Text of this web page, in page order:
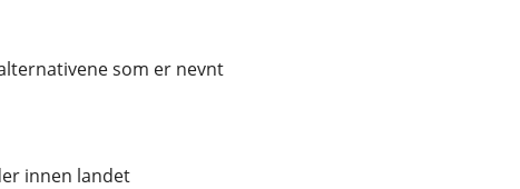
som er nevnt
innen landet